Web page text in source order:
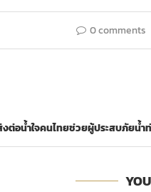
0 comments
งต่อน้ำใจคนไทยช่วยผู้ประสบภัยน้ำ